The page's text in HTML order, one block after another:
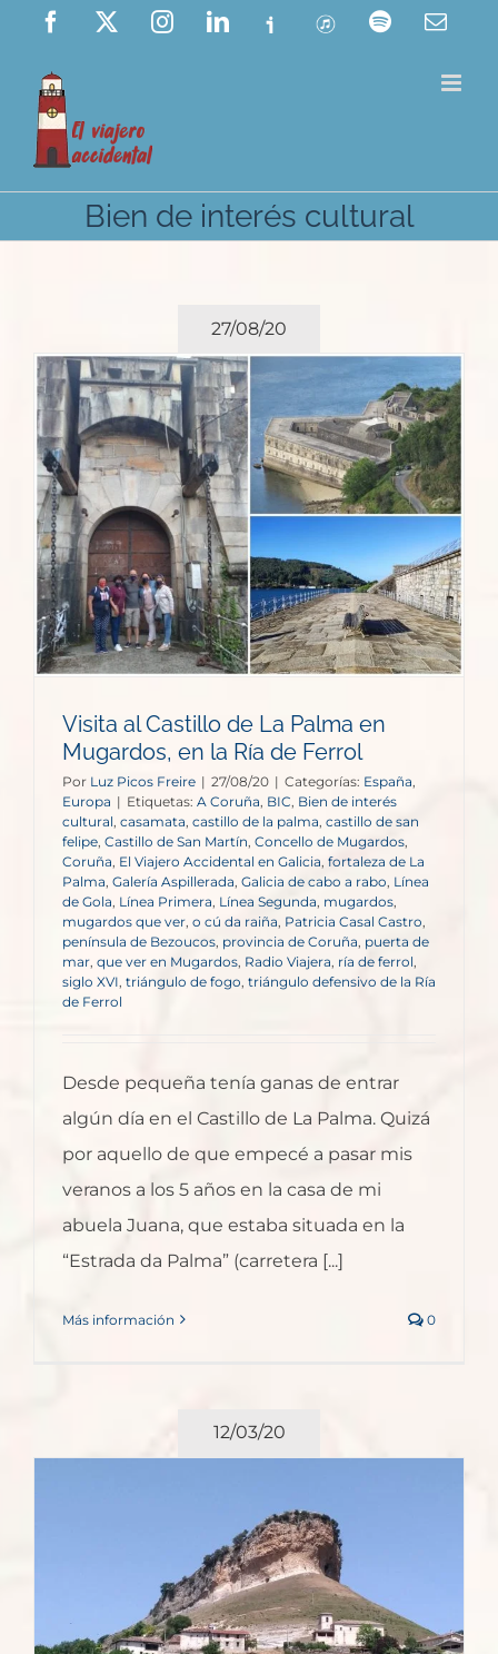
Saltar
contenido
Facebook InstagramLinkedIn
Ivoox ITunes Spotify
Bien de interés cultural
27/08/20
Visita al Castillo de La Palma en
Mugardos, en la Ría de Ferrol
Por Luz Picos Freire | 27/08/20 | Categorías: España
Europa | Etiquetas: A Coruña BIC Bien de interés
cultural casamata castillo de la palma, castillo de san
felipe, Castillo de San Martín Concello de Mugardos,
Coruña El Viajero Accidental en Galicia, fortaleza de La
Palma Galería Aspillerada Galicia de cabo a rabo Línea
de Gola Línea Primera Línea Segunda mugardos
mugardos que ver o cú da raiña Patricia Casal Castro,
península de Bezoucos provincia de Coruña puerta de
mar que ver en Mugardos Radio Viajera ría de ferrol,
siglo XVI triángulo de fogo triángulo defensivo de la Ría
de Ferrol
Desde pequeña tenía ganas de entrar
algún día en el Castillo de La Palma. Quizá
por aquello de que empecé a pasar mis
veranos a los 5 años en la casa de mi
abuela Juana, que estaba situada en la
“Estrada da Palma” (carretera [...]
Más información 0
12/03/20